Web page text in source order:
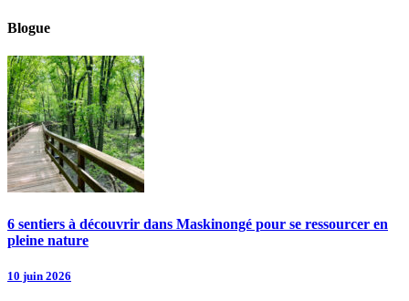
Blogue
6 sentiers à découvrir dans Maskinongé pour se ressourcer en
pleine nature
10 juin 2026